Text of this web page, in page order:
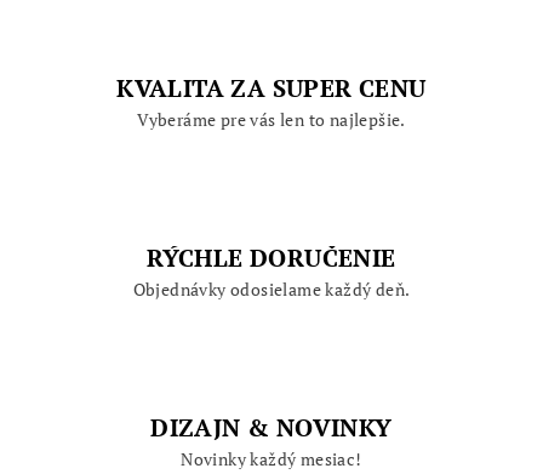
KVALITA ZA SUPER CENU
Vyberáme pre vás len to najlepšie.
RÝCHLE DORUČENIE
Objednávky odosielame každý deň.
DIZAJN & NOVINKY
Novinky každý mesiac!